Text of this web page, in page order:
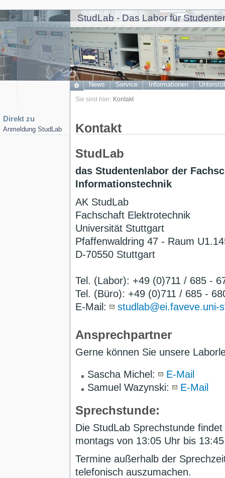
StudLab - Das Labor für
Direkt zu
Anmeldung StudLab
News Service Informationen
Sie sind hier: Kontakt
Kontakt
StudLab
das Studentenlabor der
Informationstechnik
AK StudLab
Fachschaft Elektrotechnik
Universität Stuttgart
Pfaffenwaldring 47 - Raum
D-70550 Stuttgart
Tel. (Labor): +49 (0)711 / 685 -
Tel. (Büro): +49 (0)711 / 685 -
E-Mail:
studlab@ei.faveve.uni-
Ansprechpartner
Gerne können Sie unsere
Sascha Michel:
E-Mail
Samuel Wazynski:
E-Mail
Sprechstunde:
Die StudLab Sprechstunde
montags von 13:05 Uhr bis
Termine außerhalb der
telefonisch auszumachen.